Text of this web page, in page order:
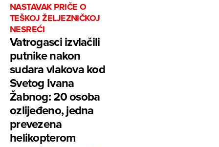
NASTAVAK PRIČE O
TEŠKOJ ŽELJEZNIČKOJ
NESREĆI
Vatrogasci izvlačili
putnike nakon
sudara vlakova kod
Svetog Ivana
Žabnog: 20 osoba
ozlijeđeno, jedna
prevezena
helikopterom